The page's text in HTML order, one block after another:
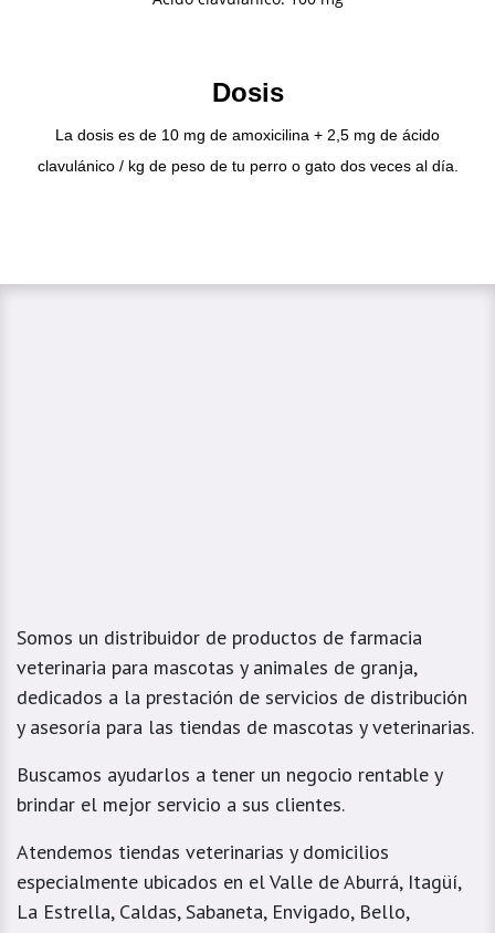
Dosis
La dosis es de 10 mg de amoxicilina + 2,5 mg de ácido
clavulánico / kg de peso de tu perro o gato dos veces al día.
Somos un distribuidor de productos de farmacia
veterinaria para mascotas y animales de granja,
dedicados a la prestación de servicios de distribución
y asesoría para las tiendas de mascotas y veterinarias.
Buscamos ayudarlos a tener un negocio rentable y
brindar el mejor servicio a sus clientes.
Atendemos tiendas veterinarias y domicilios
especialmente ubicados en el Valle de Aburrá, Itagüí,
La Estrella, Caldas, Sabaneta, Envigado, Bello,